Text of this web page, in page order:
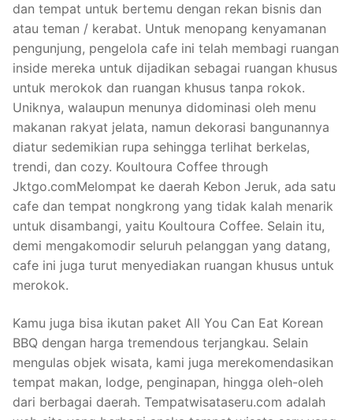
dan tempat untuk bertemu dengan rekan bisnis dan
atau teman / kerabat. Untuk menopang kenyamanan
pengunjung, pengelola cafe ini telah membagi ruangan
inside mereka untuk dijadikan sebagai ruangan khusus
untuk merokok dan ruangan khusus tanpa rokok.
Uniknya, walaupun menunya didominasi oleh menu
makanan rakyat jelata, namun dekorasi bangunannya
diatur sedemikian rupa sehingga terlihat berkelas,
trendi, dan cozy. Koultoura Coffee through
Jktgo.comMelompat ke daerah Kebon Jeruk, ada satu
cafe dan tempat nongkrong yang tidak kalah menarik
untuk disambangi, yaitu Koultoura Coffee. Selain itu,
demi mengakomodir seluruh pelanggan yang datang,
cafe ini juga turut menyediakan ruangan khusus untuk
merokok.
Kamu juga bisa ikutan paket All You Can Eat Korean
BBQ dengan harga tremendous terjangkau. Selain
mengulas objek wisata, kami juga merekomendasikan
tempat makan, lodge, penginapan, hingga oleh-oleh
dari berbagai daerah. Tempatwisataseru.com adalah